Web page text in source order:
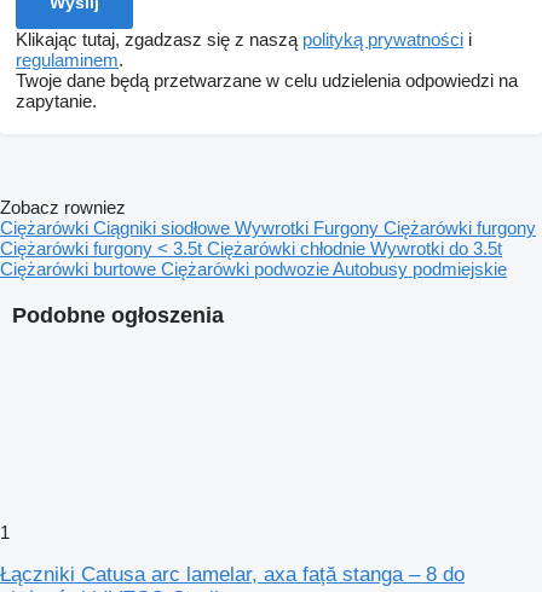
Klikając tutaj, zgadzasz się z naszą polityką prywatności i
regulaminem.
Twoje dane będą przetwarzane w celu udzielenia odpowiedzi na
zapytanie.
Podobne ogłoszenia
1
Łączniki Catusa arc lamelar, axa față stanga – 8 do
Zobacz rowniez
Ciężarówki Ciągniki siodłowe Wywrotki Furgony Ciężarówki furgony
Ciężarówki furgony < 3.5t Ciężarówki chłodnie Wywrotki do 3.5t
Ciężarówki burtowe Ciężarówki podwozieAutobusy podmiejskie